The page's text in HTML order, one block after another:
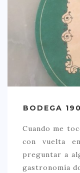
BODEGA
Cuando me
con vuelta
preguntar a
gastronomía